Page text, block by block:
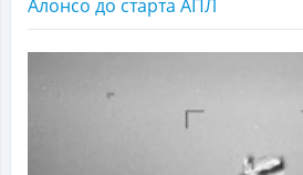
Алонсо до старта АПЛ